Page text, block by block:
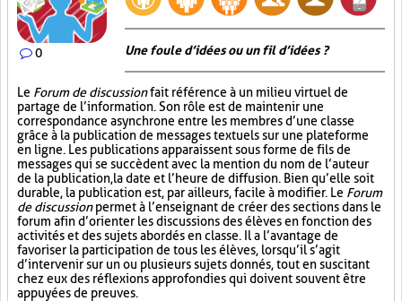
0 Une foule d’idées ou un fil d’idées ?
Le Forum de discussionfait référence à un milieu virtuel de
partage de l’information. Son rôle est de maintenir une
correspondance asynchrone entre les membres d’une classe
grâce à la publication de messages textuels sur une plateforme
en ligne. Les publications apparaissent sous forme de fils de
messages qui se succèdent avec la mention du nom de l’auteur
de la publication, la date et l’heure de diffusion. Bien qu’elle soit
durable, la publication est, par ailleurs, facile à modifier. Le Forum
de discussionpermet à l’enseignant de créer des sections dans le
forum afin d’orienter les discussions des élèves en fonction des
activités et des sujets abordés en classe. Il a l’avantage de
favoriser la participation de tous les élèves, lorsqu’il s’agit
d’intervenir sur un ou plusieurs sujets donnés, tout en suscitant
chez eux des réflexions approfondies qui doivent souvent être
appuyées de preuves.